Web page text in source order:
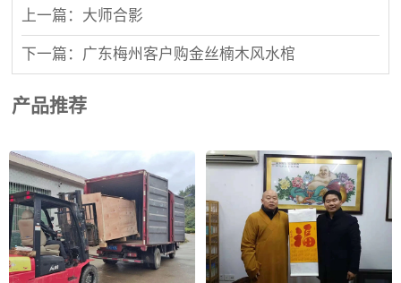
上一篇：大师合影
下一篇：广东梅州客户购金丝楠木风水棺
产品推荐